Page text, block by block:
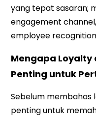
yang tepat sasaran;
engagement
employee
Mengapa Loyalty
Penting untuk
Sebelum membahas
penting untuk